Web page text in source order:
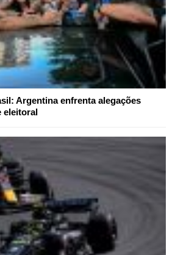
Argentina enfrenta alegações
eleitoral